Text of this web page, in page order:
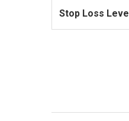
Stop Loss Level